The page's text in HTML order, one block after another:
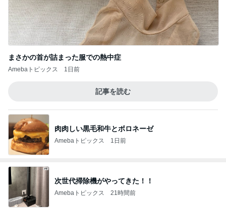
まさかの首が詰まった服での熱中症
Amebaトピックス 1日前
記事を読む
肉肉しい黒毛和牛とボロネーゼ
Amebaトピックス 1日前
次世代掃除機がやってきた！！
Amebaトピックス 21時間前